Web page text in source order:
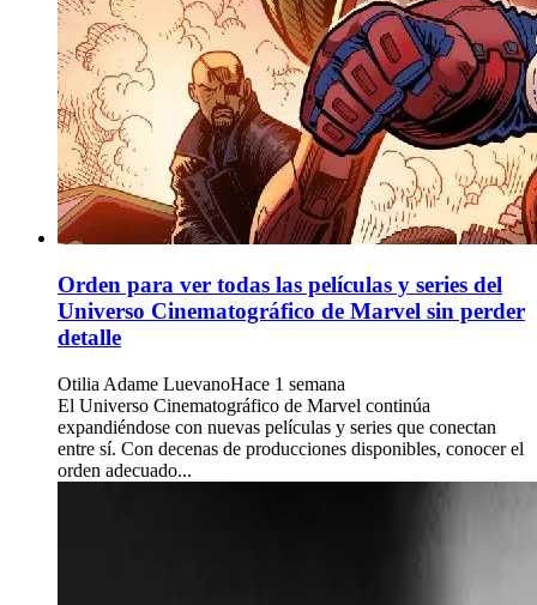
Orden para ver todas las películas y series del
Universo Cinematográfico de Marvel sin perder
detalle
Otilia Adame LuevanoHace 1 semana
El Universo Cinematográfico de Marvel continúa
expandiéndose con nuevas películas y series que conectan
entre sí. Con decenas de producciones disponibles, conocer el
orden adecuado...